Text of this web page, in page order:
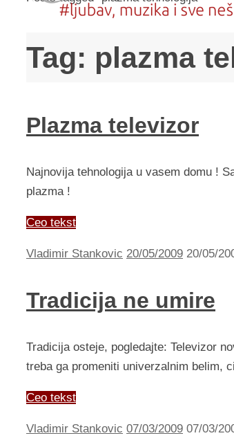
Tag: plazma
Plazma televizor
Najnovija tehnologija u vasem domu !
plazma !
Ceo tekst
Vladimir Stankovic 20/05/2009 20/05/
Tradicija ne umire
Tradicija osteje, pogledajte: Televizor
treba ga promeniti univerzalnim belim,
Ceo tekst
Vladimir Stankovic 07/03/2009 07/03/